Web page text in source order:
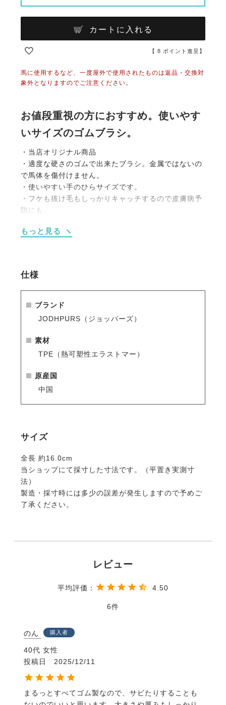
カートに入れる
【 8 ポイント進呈】
馬に使用するなど、一度屋外で使用されたものは返品・交換対
象外となりますのでご注意ください。
お値段重視の方におすすめ。使いやす
いサイズのゴムブラシ。
・当店オリジナル商品
・適度な硬さのゴムで出来たブラシ。金属ではないの
で馬体を傷付けません。
・使いやすい手のひらサイズです。
・フケも抜け毛もしっかりキャッチするので皮膚病予
防にも。
・お値段重視の方におすすめ。工場からの直接仕入れ
もっと見る
仕様
ブランド
JODHPURS（ジョッパーズ）
素材
TPE（熱可塑性エラストマー）
原産国
中国
サイズ
全長 約16.0cm
当ショップにて採寸した寸法です。（平置き実測寸
法）
製造・採寸時には多少の誤差が発生しますので予めご
了承ください。
4.50
6
のん 購入者
40代 女性
投稿日
2025/12/11
まるっとすべてゴム製なので、サビたりすることも